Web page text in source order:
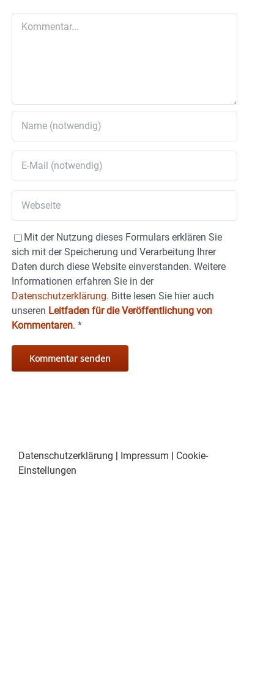
Mit der Nutzung dieses Formulars erklären Sie
sich mit der Speicherung und Verarbeitung Ihrer
Daten durch diese Website einverstanden. Weitere
Informationen erfahren Sie in der
Datenschutzerklärung. Bitte lesen Sie hier auch
unseren Leitfaden für die Veröffentlichung von
Kommentaren. *
Datenschutzerklärung | Impressum | Cookie-
Einstellungen